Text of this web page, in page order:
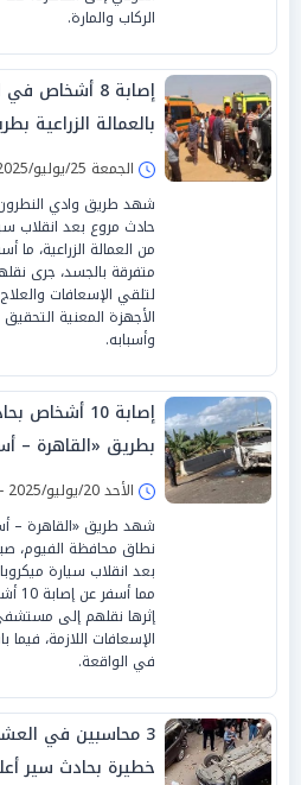
الركاب والمارة.
إصابة 8
بالعمالة الزراعية
الجمعة 25/يوليو/2025 - 07:46 م
شهد طريق وادي النطرون
حادث مروع بعد انقلاب
متفرقة بالجسد، جرى
لتلقي الإسعافات
الأجهزة المعنية
وأسبابه.
إصابة 10
بطريق «القاهرة –
الأحد 20/يوليو/2025 - 04:56 م
شهد طريق «القاهرة –
نطاق محافظة الفيوم،
بعد انقلاب سيارة
إثرها نقلهم إلى
الإسعافات اللازمة، فيما
في الواقعة.
3 محاسبين في
خطيرة بحادث سير